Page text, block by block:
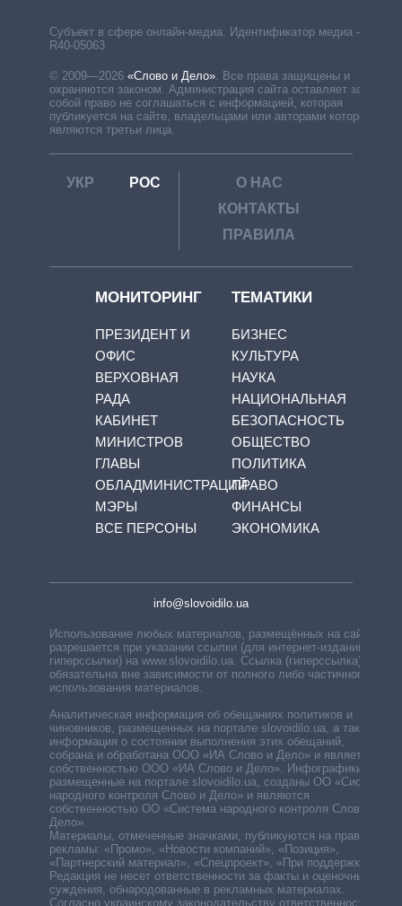
Субъект в сфере онлайн-медиа. Идентификатор медиа –
R40-05063
© 2009—2026 «Слово и Дело»
Все права защищены и
охраняются законом. Администрация сайта оставляет за
собой право не соглашаться с информацией, которая
публикуется на сайте, владельцами или авторами которой
являются третьи лица.
УКР РОС
О НАС
КОНТАКТЫ
ПРАВИЛА
МОНИТОРИНГ
ПРЕЗИДЕНТ И
ОФИС
ВЕРХОВНАЯ
РАДА
КАБИНЕТ
МИНИСТРОВ
ГЛАВЫ
ОБЛАДМИНИСТРАЦИЙ
МЭРЫ
ВСЕ ПЕРСОНЫ
ТЕМАТИКИ
БИЗНЕС
КУЛЬТУРА
НАУКА
НАЦИОНАЛЬНАЯ
БЕЗОПАСНОСТЬ
ОБЩЕСТВО
ПОЛИТИКА
ПРАВО
ФИНАНСЫ
ЭКОНОМИКА
info@slovoidilo.ua
Использование любых материалов, размещённых на сайте,
разрешается при указании ссылки (для интернет-изданий —
гиперссылки) на www.slovoidilo.ua. Ссылка (гиперссылка)
обязательна вне зависимости от полного либо частичного
использования материалов.
Аналитическая информация об обещаниях политиков и
чиновников, размещенных на портале slovoidilo.ua, а также
информация о состоянии выполнения этих обещаний,
собрана и обработана ООО «ИА Слово и Дело» и является
собственностью ООО «ИА Слово и Дело». Инфографики,
размещенные на портале slovoidilo.ua, созданы ОО «Система
народного контроля Слово и Дело» и являются
собственностью ОО «Система народного контроля Слово и
Дело».
Материалы, отмеченные значками, публикуются на правах
рекламы: «Промо», «Новости компаний», «Позиция»,
«Партнерский материал», «Спецпроект», «При поддержке».
Редакция не несет ответственности за факты и оценочные
суждения, обнародованные в рекламных материалах.
Согласно украинскому законодательству ответственность за